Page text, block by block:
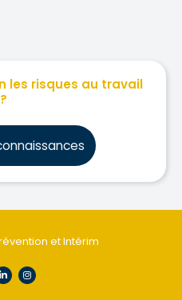
les risques au travail
?
et Intérim